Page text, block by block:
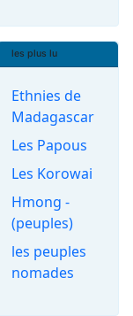
les plus lu
Ethnies de
Madagascar
Les Papous
Les Korowai
Hmong -
(peuples)
les peuples
nomades